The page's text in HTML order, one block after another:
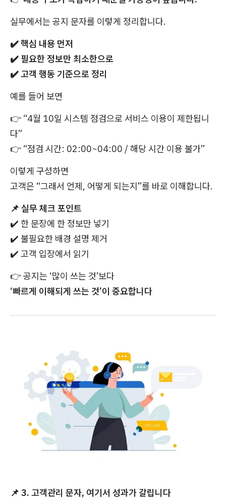
실무에서는 공지 문자를 이렇게 정리합니다.
✔️핵심 내용 먼저
✔️ 필요한 정보만 최소한으로
✔️고객 행동 기준으로 정리
예를 들어 보면
👉 “4월 10일 시스템 점검으로 서비스 이용이 제한됩니
다”
👉 “점검 시간: 02:00~04:00 / 해당 시간 이용 불가”
이렇게 구성하면
고객은 “그래서 언제, 어떻게 되는지”를 바로 이해합니다.
📌 실무 체크 포인트
✔️ 한 문장에 한 정보만 넣기
✔️ 불필요한 배경 설명 제거
✔️ 고객 입장에서 읽기
👉공지는 ‘많이 쓰는 것’보다
‘빠르게 이해되게 쓰는 것’이 중요합니다
📌 3. 고객관리 문자, 여기서 성과가 갈립니다